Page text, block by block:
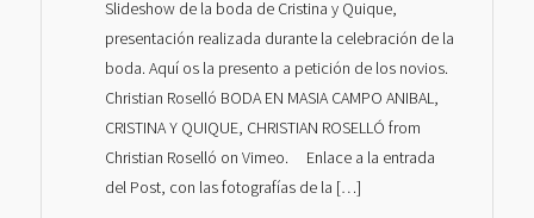
Slideshow de la boda de Cristina y Quique,
presentación realizada durante la celebración de la
boda. Aquí os la presento a petición de los novios.
Christian Roselló BODA EN MASIA CAMPO ANIBAL,
CRISTINA Y QUIQUE, CHRISTIAN ROSELLÓ from
Christian Roselló on Vimeo. Enlace a la entrada
del Post, con las fotografías de la […]